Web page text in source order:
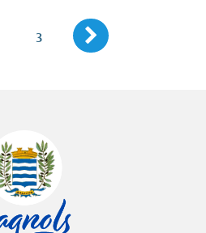
Navigation
Page
3 Page suivante